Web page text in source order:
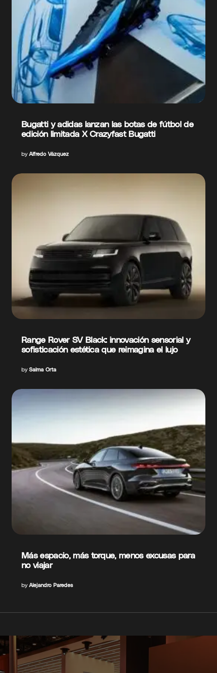
Bugatti y adidas lanzan las botas de fútbol de
edición limitada X Crazyfast Bugatti
by Alfredo Vázquez
Range Rover SV Black: innovación sensorial y
sofisticación estética que reimagina el lujo
by Salma Orta
Más espacio, más torque, menos excusas para
no viajar
by Alejandro Paredes